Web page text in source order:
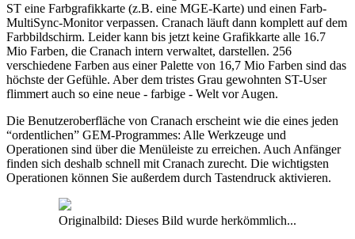
ST eine Farbgrafikkarte (z.B. eine MGE-Karte) und einen Farb-
MultiSync-Monitor verpassen. Cranach läuft dann komplett auf dem
Farbbildschirm. Leider kann bis jetzt keine Grafikkarte alle 16.7
Mio Farben, die Cranach intern verwaltet, darstellen. 256
verschiedene Farben aus einer Palette von 16,7 Mio Farben sind das
höchste der Gefühle. Aber dem tristes Grau gewohnten ST-User
flimmert auch so eine neue - farbige - Welt vor Augen.
Die Benutzeroberfläche von Cranach erscheint wie die eines jeden
“ordentlichen” GEM-Programmes: Alle Werkzeuge und
Operationen sind über die Menüleiste zu erreichen. Auch Anfänger
finden sich deshalb schnell mit Cranach zurecht. Die wichtigsten
Operationen können Sie außerdem durch Tastendruck aktivieren.
Originalbild: Dieses Bild wurde herkömmlich...